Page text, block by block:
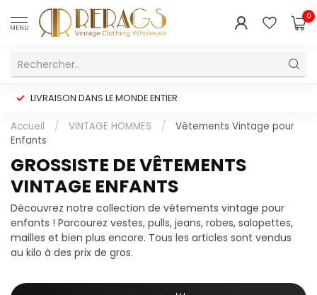
MENU
0
LIVRAISON DANS LE MONDE ENTIER
Accueil / VINTAGE HOMMES /
Vêtements Vintage pour
Enfants
GROSSISTE DE VÊTEMENTS
VINTAGE ENFANTS
Découvrez notre collection de vêtements vintage pour
enfants ! Parcourez vestes, pulls, jeans, robes, salopettes,
mailles et bien plus encore. Tous les articles sont vendus
au kilo à des prix de gros.